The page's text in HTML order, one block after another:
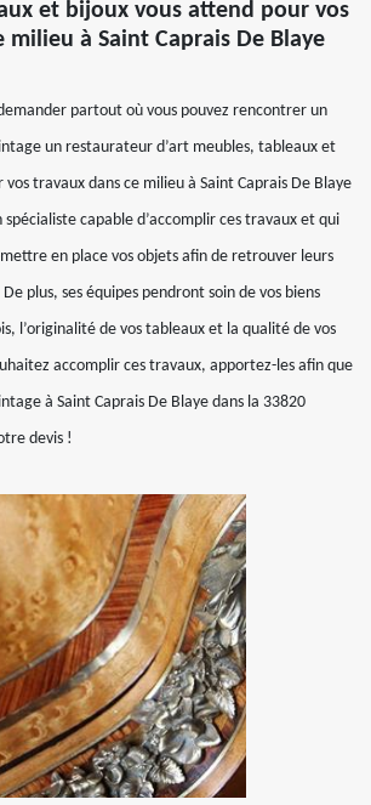
et bijoux vous attend pour vos
milieu à Saint Caprais De Blaye
partout où vous pouvez rencontrer un
un restaurateur d’art meubles, tableaux et
travaux dans ce milieu à Saint Caprais De Blaye
spécialiste capable d’accomplir ces travaux et qui
en place vos objets afin de retrouver leurs
plus, ses équipes pendront soin de vos biens
l’originalité de vos tableaux et la qualité de vos
accomplir ces travaux, apportez-les afin que
à Saint Caprais De Blaye dans la 33820
devis !